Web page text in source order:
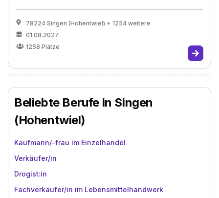
78224 Singen (Hohentwiel) + 1254 weitere
01.08.2027
1258 Plätze
Beliebte Berufe in Singen
(Hohentwiel)
Kaufmann/-frau im Einzelhandel
Verkäufer/in
Drogist:in
Fachverkäufer/in im Lebensmittelhandwerk